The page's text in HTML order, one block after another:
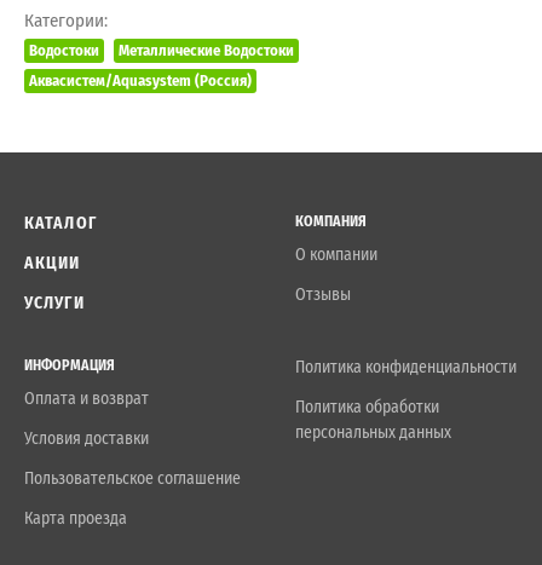
Категории:
Водостоки
Металлические Водостоки
Аквасистем/Aquasystem (Россия)
КАТАЛОГ
АКЦИИ
УСЛУГИ
КОМПАНИЯ
О компании
Отзывы
ИНФОРМАЦИЯ
Оплата и возврат
Условия доставки
Пользовательское соглашение
Карта проезда
Политика конфиденциальности
Политика обработки
персональных данных